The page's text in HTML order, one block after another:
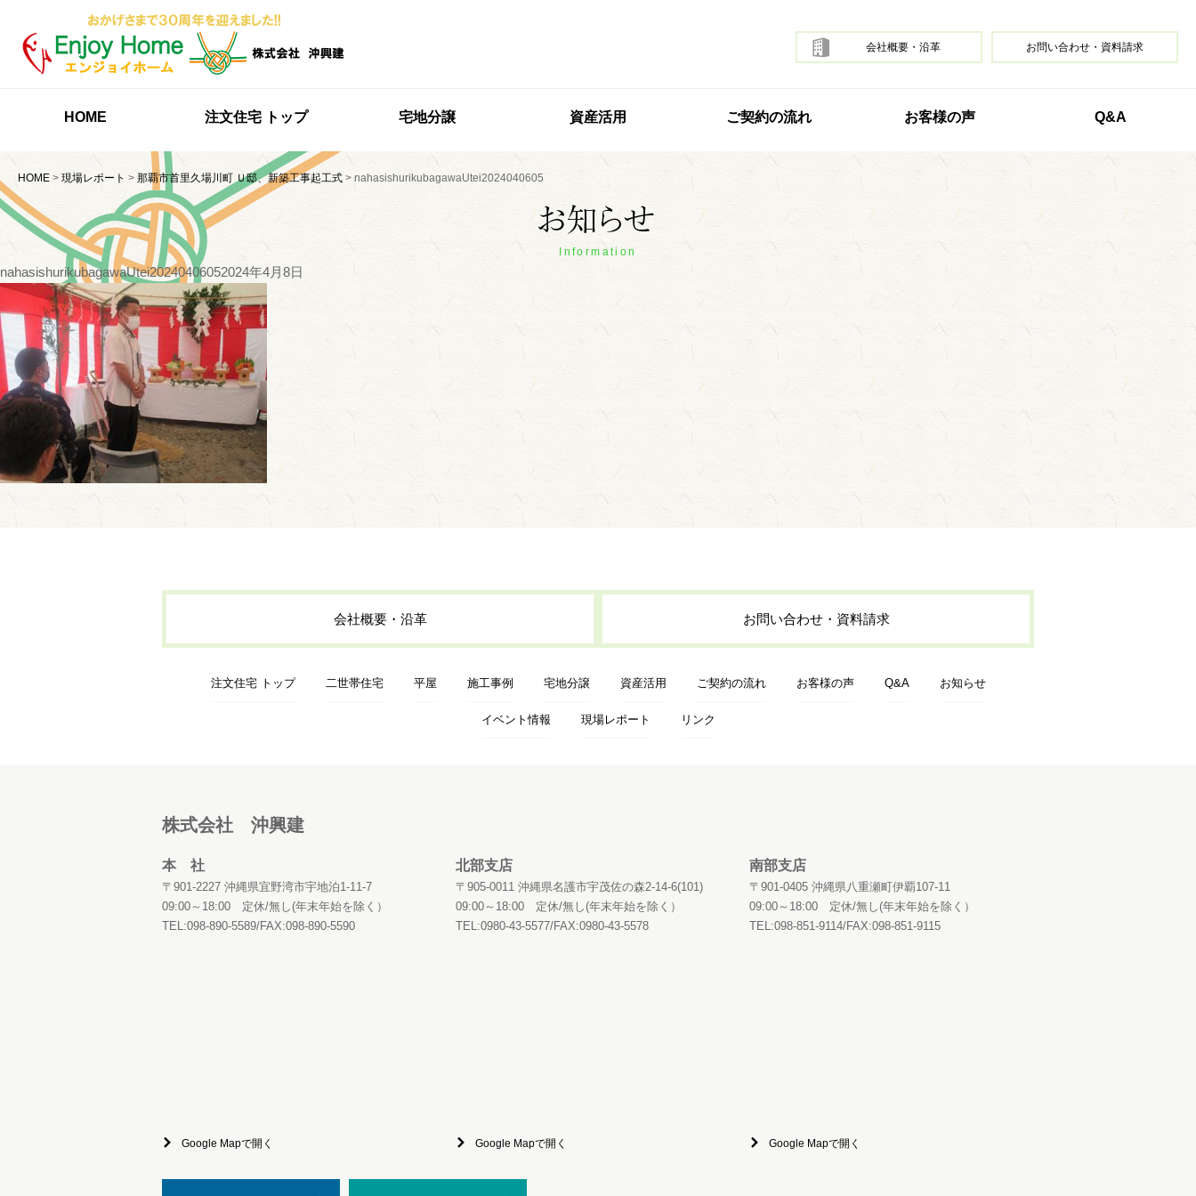
会社概要・沿革 お問い合わせ・資料請求
HOME 注文住宅 トップ 宅地分譲 資産活用 ご契約の流れ お客様の声 Q&A
HOME > 現場レポート > 那覇市首里久場川町 Ｕ邸、新築工事起工式 > nahasishurikubagawaUtei2024040605
Information
nahasishurikubagawaUtei20240406052024年4月8日
会社概要・沿革 お問い合わせ・資料請求
注文住宅 トップ 二世帯住宅 平屋 施工事例 宅地分譲 資産活用 ご契約の流れ お客様の声 Q&A お知らせ
イベント情報 現場レポート リンク
株式会社 沖興建
本 社
〒901-2227 沖縄県宜野湾市宇地泊1-11-7
09:00～18:00 定休/無し(年末年始を除く）
TEL:098-890-5589/FAX:098-890-5590
Google Mapで開く
北部支店
〒905-0011 沖縄県名護市宇茂佐の森2-14-6(101)
09:00～18:00 定休/無し(年末年始を除く）
TEL:0980-43-5577/FAX:0980-43-5578
Google Mapで開く
南部支店
〒901-0405 沖縄県八重瀬町伊覇107-11
09:00～18:00 定休/無し(年末年始を除く）
TEL:098-851-9114/FAX:098-851-9115
Google Mapで開く